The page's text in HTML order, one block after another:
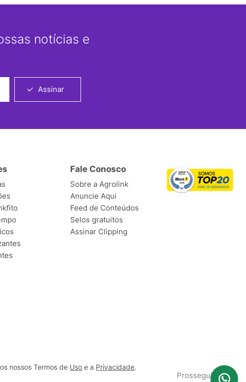
notícias e
Assinar
Fale Conosco
Sobre a Agrolink
Anuncie Aqui
Feed de Conteúdos
Selos gratuitos
Assinar Clipping
nossos Termos de Uso e a Privacidade.
Prosseguir